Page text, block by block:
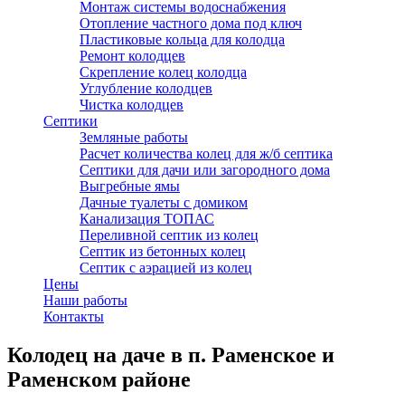
Монтаж системы водоснабжения
Отопление частного дома под ключ
Пластиковые кольца для колодца
Ремонт колодцев
Скрепление колец колодца
Углубление колодцев
Чистка колодцев
Септики
Земляные работы
Расчет количества колец для ж/б септика
Септики для дачи или загородного дома
Выгребные ямы
Дачные туалеты с домиком
Канализация ТОПАС
Переливной септик из колец
Септик из бетонных колец
Септик с аэрацией из колец
Цены
Наши работы
Контакты
Колодец на даче в п. Раменское и
Раменском районе